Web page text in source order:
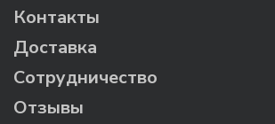
Контакты
Доставка
Сотрудничество
Отзывы